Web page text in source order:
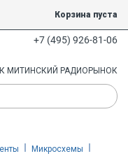
Корзина пуста
+7 (495) 926-81-06
МИТИНСКИЙ РАДИОРЫНОК
Микросхемы